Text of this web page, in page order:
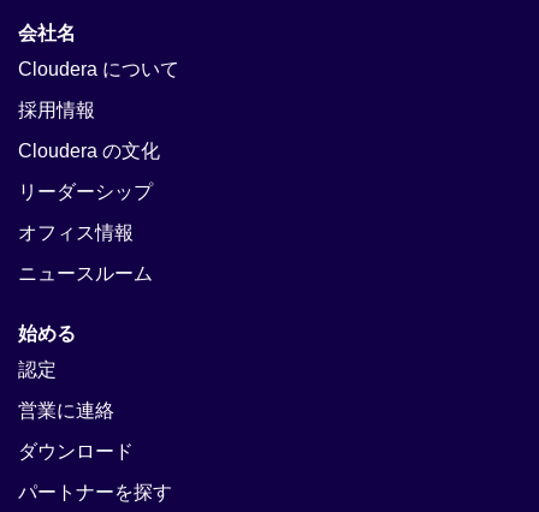
会社名
Cloudera について
採用情報
Cloudera の文化
リーダーシップ
オフィス情報
ニュースルーム
始める
認定
営業に連絡
ダウンロード
パートナーを探す